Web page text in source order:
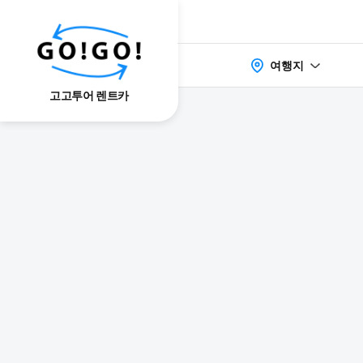
고고투어 렌트카
여행지